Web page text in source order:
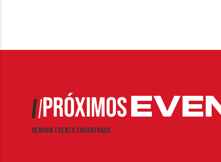
PRÓXIMOS
Nenhum evento encontrado.